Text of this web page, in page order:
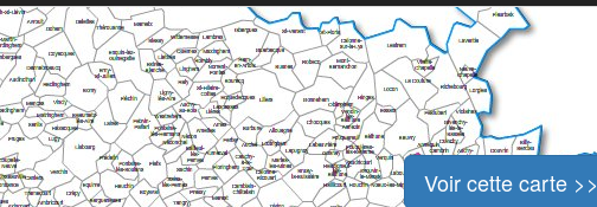
Voir cette carte >>